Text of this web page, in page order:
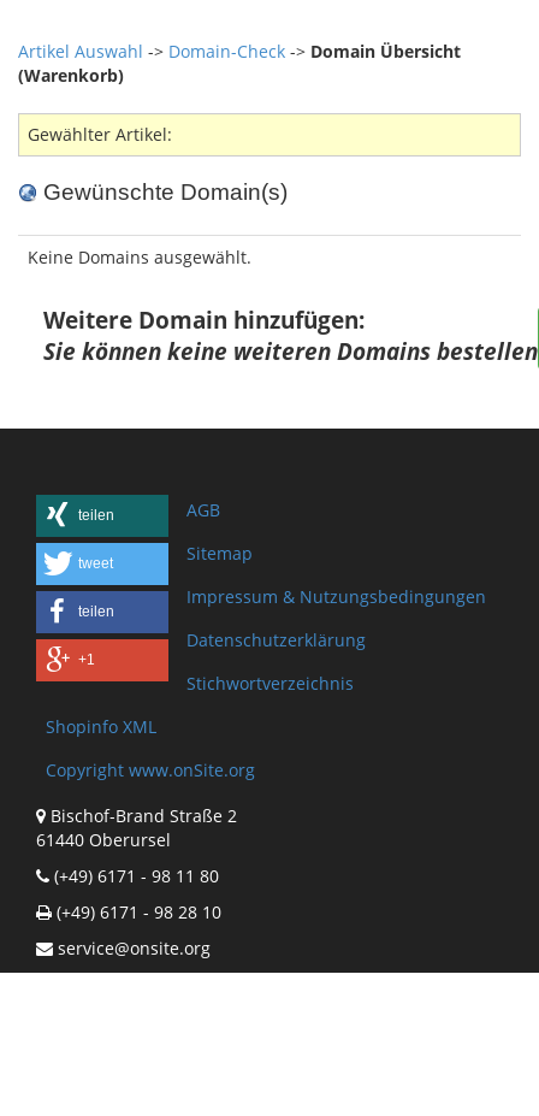
Artikel Auswahl -> Domain-Check -> Domain Übersicht
(Warenkorb)
Gewählter Artikel:
Gewünschte Domain(s)
Keine Domains ausgewählt.
Weitere Domain hinzufügen:
Sie können keine weiteren Domains bestellen
teilen
tweet
teilen
+1
AGB
Sitemap
Impressum & Nutzungsbedingungen
Datenschutzerklärung
Stichwortverzeichnis
Shopinfo XML
Copyright www.onSite.org
Bischof-Brand Straße 2
61440 Oberursel
(+49) 6171 - 98 11 80
(+49) 6171 - 98 28 10
service@onsite.org